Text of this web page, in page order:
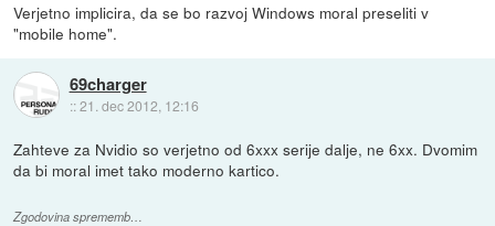
Verjetno implicira, da se bo razvoj Windows moral preseliti v
"mobile home".
69charger
::21. dec 2012, 12:16
Zahteve za Nvidio so verjetno od 6xxx serije dalje, ne 6xx. Dvomim
da bi moral imet tako moderno kartico.
Zgodovina sprememb…